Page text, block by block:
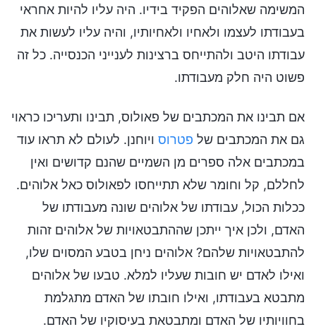
המשימה שאלוהים הפקיד בידיו. היה עליו להיות אחראי
בעבודתו לעצמו ולאחיו ולאחיותיו, והיה עליו לעשות את
עבודתו היטב ולהתייחס ברצינות לענייני הכנסייה. כל זה
פשוט היה חלק מעבודתו.
אם תבינו את המכתבים של פאולוס, תבינו ותעריכו כראוי
גם את המכתבים של פטרוס ויוחנן. לעולם לא תראו עוד
במכתבים אלה ספרים מן השמיים שהנם קדושים ואין
לחללם, קל וחומר שלא תתייחסו לפאולוס כאל אלוהים.
ככלות הכול, עבודתו של אלוהים שונה מעבודתו של
האדם, ולכן איך ייתכן שההתבטאויות של אלוהים זהות
להתבטאויות שלהם? אלוהים ניחן בטבע המסוים שלו,
ואילו לאדם יש חובות שעליו למלא. טבעו של אלוהים
מתבטא בעבודתו, ואילו חובתו של האדם מתגלמת
בחוויותיו של האדם ומתבטאת בעיסוקיו של האדם.